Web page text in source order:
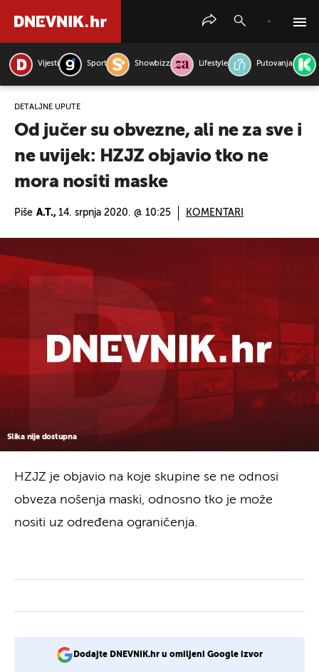
Vijesti Sport Showbizz Lifestyle Putovanja
DETALJNE UPUTE
Od jučer su obvezne, ali ne za sve i
ne uvijek: HZJZ objavio tko ne
mora nositi maske
Piše A.T., 14. srpnja 2020. @ 10:25 KOMENTARI
Slika nije dostupna
HZJZ je objavio na koje skupine se ne odnosi
obveza nošenja maski, odnosno tko je može
nositi uz određena ograničenja.
Dodajte DNEVNIK.hr u omiljeni Google izvor
PRETRAŽITE VIJESTI